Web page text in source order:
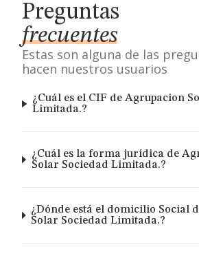
Preguntas
frecuentes
Estas son alguna de las
hacen nuestros usuarios
¿Cuál es el CIF de Agrupacion
Limitada.?
¿Cuál es la forma jurídica de
Solar Sociedad Limitada.?
¿Dónde está el domicilio Social
Solar Sociedad Limitada.?